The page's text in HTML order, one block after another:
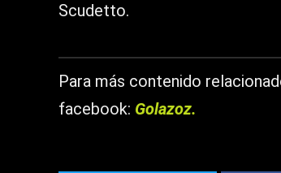
Scudetto.
Para más contenido
facebook: Golazoz.